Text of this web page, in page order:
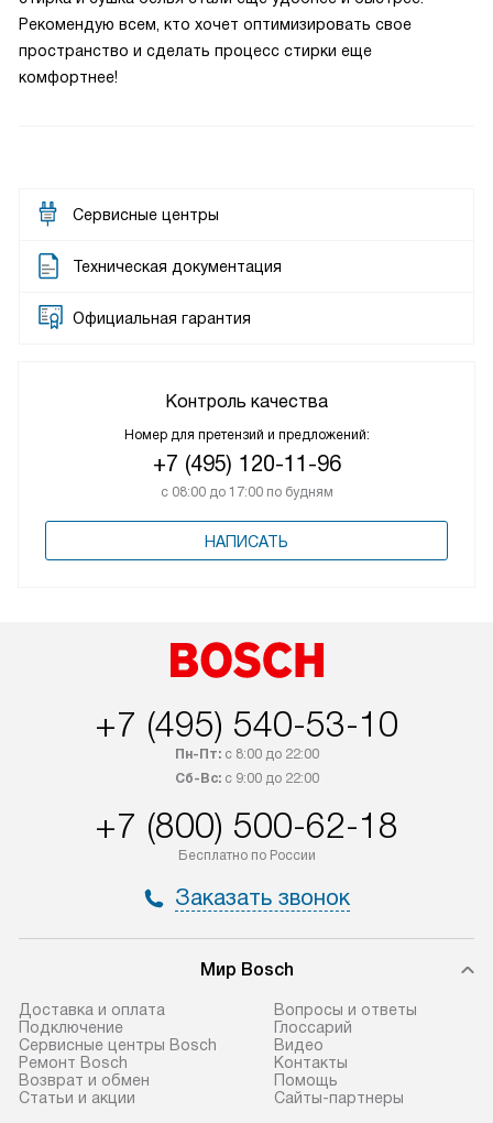
Рекомендую всем, кто хочет оптимизировать свое
пространство и сделать процесс стирки еще
комфортнее!
Сервисные центры
Техническая документация
Официальная гарантия
Контроль качества
Номер для претензий и предложений:
+7 (495) 120-11-96
с 08:00 до 17:00 по будням
НАПИСАТЬ
+7 (495) 540-53-10
Пн-Пт:с 8:00 до 22:00
Сб-Вс:с 9:00 до 22:00
+7 (800) 500-62-18
Бесплатно по России
Заказать звонок
Мир Bosch
Доставка и оплата
Подключение
Сервисные центры Bosch
Ремонт Bosch
Возврат и обмен
Статьи и акции
Вопросы и ответы
Глоссарий
Видео
Контакты
Помощь
Сайты-партнеры